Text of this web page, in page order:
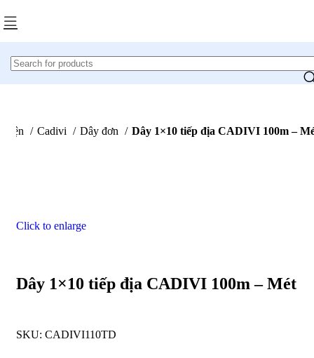
điện Cadivi Dây đơn Dây 1×10 tiếp địa CADIVI 100m –
Click to enlarge
Dây 1×10 tiếp địa CADIVI 100m – Mét
SKU: CADIVI110TD